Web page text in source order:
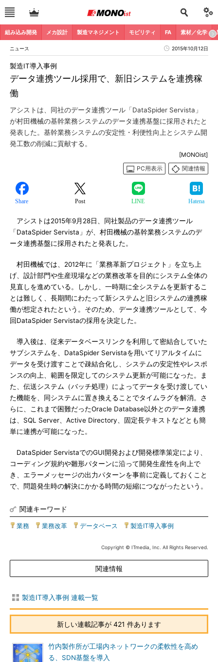
組み込み開発 メカ設計 製造マネジメント モビリティ FA 素材／化学
ニュース 2015年10月12日
データ連携ツール採用で、新旧システムを連携稼
働
製造IT導入事例
アシストは、同社のデータ連携ツール「DataSpider Servista」
が村田機械の基幹業務システムのデータ連携基盤に採用されたと
発表した。基幹業務システムの安定性・利便性向上とシステム開
発工数の削減に貢献する。
[MONOist]
PC用表示
関連情報
Share Post LINE Hatena
アシストは2015年9月28日、同社製品のデータ連携ツール
「DataSpider Servista」が、村田機械の基幹業務システムのデ
ータ連携基盤に採用されたと発表した。
村田機械では、2012年に「業務革新プロジェクト」を立ち上
げ、設計部門や生産現場などの業務改革を目的にシステム全体の
見直しを進めている。しかし、一時期に全システムを更新するこ
とは難しく、長期間にわたって新システムと旧システムの連携稼
働が想定されたという。そのため、データ連携ツールとして、今
回DataSpider Servistaの採用を決定した。
導入後は、従来データベースリンクを利用して密結合していた
サブシステムを、DataSpider Servistaを用いてリアルタイムに
データを受け渡すことで疎結合化し、システムの安定性やレスポ
ンスの向上、範囲を限定してのシステム更新が可能になった。ま
た、伝送システム（バッチ処理）によってデータを受け渡してい
た機能を、同システムに置き換えることでタイムラグを解消。さ
らに、これまで困難だったOracle Database以外とのデータ連携
は、SQL Server、Active Directory、固定長テキストなどとも簡
単に連携が可能になった。
DataSpider ServistaでのGUI開発および開発標準策定により、
コーディング規約や雛形パターンに沿って開発生産性を向上で
き、エラーメッセージの出力パターンを事前に定義しておくこと
で、問題発生時の解決にかかる時間の短縮につながったという。
関連キーワード
業務 業務改革 データベース 製造IT導入事例
Copyright © ITmedia, Inc. All Rights Reserved.
関連情報
製造IT導入事例 連載一覧
新しい連載記事が 421 件あります
竹内製作所が工場内ネットワークの柔軟性を高め
る、SDN基盤を導入